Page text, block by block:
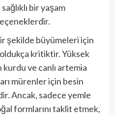
bir yaşam
şekilde büyümeleri için
kritiktir. Yüksek
ve canlı artemia
mürenler için besin
Ancak, sadece yemle
formlarını taklit etmek,